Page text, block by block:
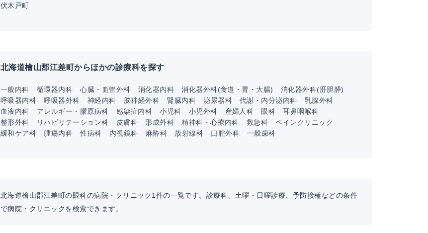
伏木戸町
北海道檜山郡江差町からほかの診療科を探す
一般内科 循環器内科 心臓・血管外科 消化器内科 消化器外科(食道・胃・大腸)
消化器外科(肝胆膵)
呼吸器内科
呼吸器外科 神経内科 脳神経外科 腎臓内科 泌尿器科 代謝・内分泌内科
乳腺外科
血液内科
アレルギー・膠原病科 感染症内科 小児科 小児外科 産婦人科 眼科
耳鼻咽喉科
整形外科
リハビリテーション科 皮膚科 形成外科 精神科・心療内科 救急科
ペインクリニック
緩和ケア科
腫瘍内科 性病科 内視鏡科 麻酔科 放射線科 口腔外科 一般歯科
北海道檜山郡江差町の眼科の病院・クリニック1件の一覧です。診療科、土曜・日曜診療、予防接種などの条件
で病院・クリニックを検索できます。